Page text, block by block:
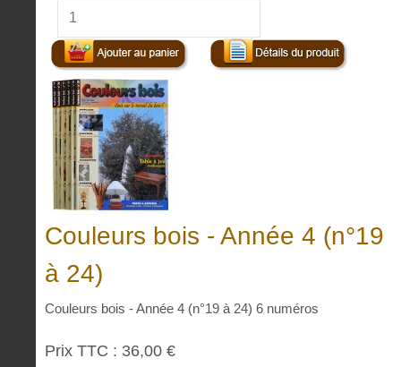
Couleurs bois - Année 4 (n°19
à 24)
Couleurs bois - Année 4 (n°19 à 24) 6 numéros
Prix TTC : 36,00 €